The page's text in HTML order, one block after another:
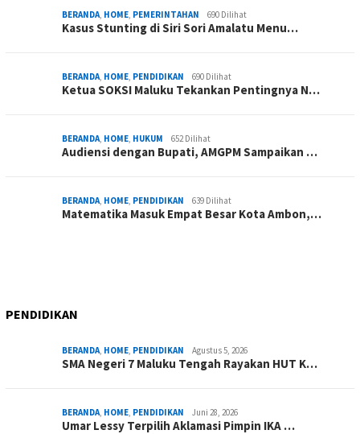
BERANDA HOME PEMERINTAHAN 690 Dilihat
Kasus Stunting di Siri Sori Amalatu Menu…
BERANDA HOME PENDIDIKAN 690 Dilihat
Ketua SOKSI Maluku Tekankan Pentingnya N…
BERANDA HOME HUKUM 652 Dilihat
Audiensi dengan Bupati, AMGPM Sampaikan …
BERANDA HOME PENDIDIKAN 639 Dilihat
Matematika Masuk Empat Besar Kota Ambon,…
PENDIDIKAN
BERANDA HOME PENDIDIKAN Agustus 5, 2026
SMA Negeri 7 Maluku Tengah Rayakan HUT K…
BERANDA HOME PENDIDIKAN Juni 28, 2026
Umar Lessy Terpilih Aklamasi Pimpin IKA …